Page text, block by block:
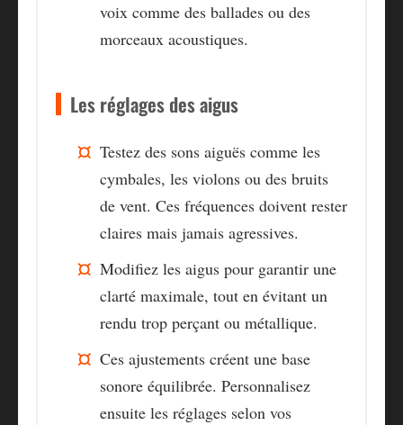
voix comme des ballades ou des
morceaux acoustiques.
Les réglages des aigus
Testez des sons aiguës comme les
cymbales, les violons ou des bruits
de vent. Ces fréquences doivent rester
claires mais jamais agressives.
Modifiez les aigus pour garantir une
clarté maximale, tout en évitant un
rendu trop perçant ou métallique.
Ces ajustements créent une base
sonore équilibrée. Personnalisez
ensuite les réglages selon vos